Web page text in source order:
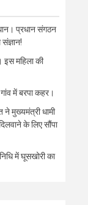
प्रधान संगठन
इस महिला की
में बरपा कहर।
ने मुख्यमंत्री धामी
के लिए सौंपा
में घूसखोरी का